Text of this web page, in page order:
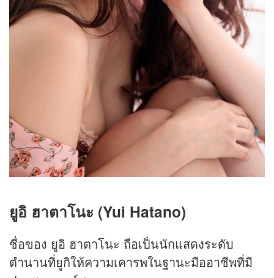
ยูอิ ฮาตาโนะ (Yui Hatano)
ชื่อของ ยูอิ ฮาตาโนะ ถือเป็นนักแสดงระดับ
ตำนานที่ยูกิให้ความเคารพในฐานะมืออาชีพที่มี